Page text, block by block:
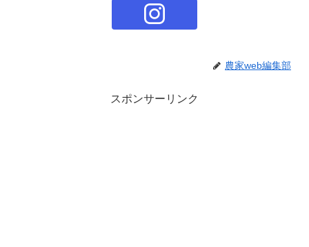
農家web編集部
スポンサーリンク